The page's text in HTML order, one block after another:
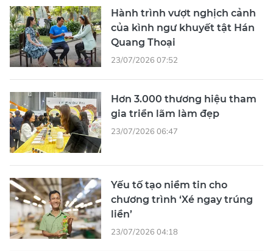
Hành trình vượt nghịch cảnh
của kình ngư khuyết tật Hán
Quang Thoại
23/07/2026 07:52
Hơn 3.000 thương hiệu tham
gia triển lãm làm đẹp
23/07/2026 06:47
Yếu tố tạo niềm tin cho
chương trình ‘Xé ngay trúng
liền’
23/07/2026 04:18